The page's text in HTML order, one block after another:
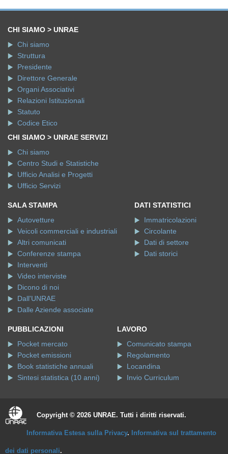
CHI SIAMO > UNRAE
Chi siamo
Struttura
Presidente
Direttore Generale
Organi Associativi
Relazioni Istituzionali
Statuto
Codice Etico
CHI SIAMO > UNRAE SERVIZI
Chi siamo
Centro Studi e Statistiche
Ufficio Analisi e Progetti
Ufficio Servizi
SALA STAMPA
Autovetture
Veicoli commerciali e industriali
Altri comunicati
Conferenze stampa
Interventi
Video interviste
Dicono di noi
Dall'UNRAE
Dalle Aziende associate
DATI STATISTICI
Immatricolazioni
Circolante
Dati di settore
Dati storici
PUBBLICAZIONI
Pocket mercato
Pocket emissioni
Book statistiche annuali
Sintesi statistica (10 anni)
LAVORO
Comunicato stampa
Regolamento
Locandina
Invio Curriculum
Copyright © 2026 UNRAE. Tutti i diritti riservati.
Informativa Estesa sulla Privacy. Informativa sul trattamento
dei dati personali.